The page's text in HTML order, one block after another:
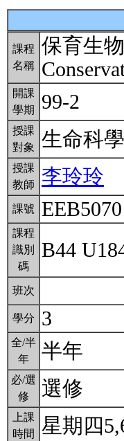
課程
名稱
保育生
開課
學期
99-2
授課
對象
生命科
授課
教師
李玲玲
課號 EEB5070
課程
識別
碼
B44
班次
學分 3
全/半
年
半年
必/選
修
選修
上課
時間
星期四